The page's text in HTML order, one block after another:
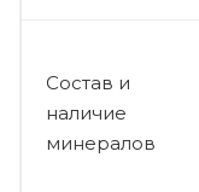
Состав и
наличие
минералов